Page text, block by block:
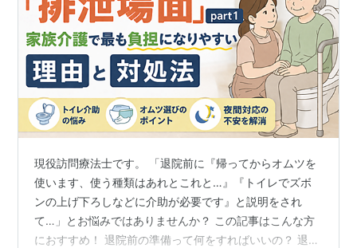
現役訪問療法士です。 「退院前に『帰ってからオムツを
使います、使う種類はあれとこれと…』『トイレでズボ
ンの上げ下ろしなどに介助が必要です』と説明をされ
て…」とお悩みではありませんか？ この記事はこんな方
におすすめ！ 退院前の準備って何をすればいいの？ 退院